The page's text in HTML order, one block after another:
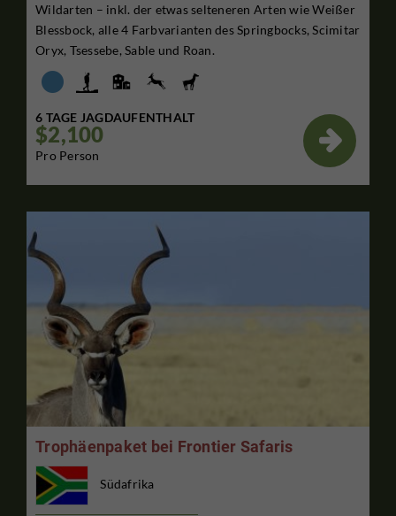
Wildarten – inkl. der etwas selteneren Arten wie Weißer
Blessbock, alle 4 Farbvarianten des Springbocks, Scimitar
Oryx, Tsessebe, Sable und Roan.
6 TAGE JAGDAUFENTHALT
$2,100
Pro Person

Trophäenpaket bei Frontier Safaris
Südafrika